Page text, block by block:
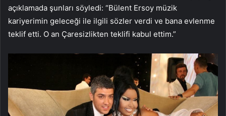
açıklamada şunları söyledi: “Bülent Ersoy müzik
kariyerimin geleceği ile ilgili sözler verdi ve bana evlenme
teklif etti. O an Çaresizlikten teklifi kabul ettim.”